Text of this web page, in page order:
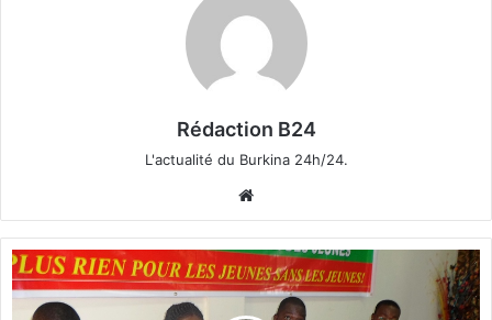
Rédaction B24
L'actualité du Burkina 24h/24.
bsi
te
S
i